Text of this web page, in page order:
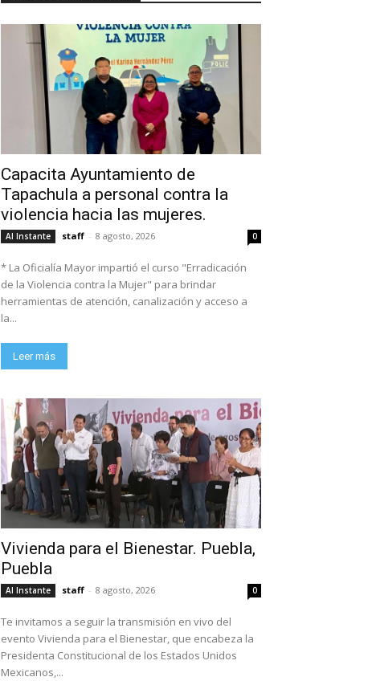
Capacita Ayuntamiento de
Tapachula a personal contra la
violencia hacia las mujeres.
Al Instante staff - 8 agosto, 2026 0
* La Oficialía Mayor impartió el curso "Erradicación
de la Violencia contra la Mujer" para brindar
herramientas de atención, canalización y acceso a
la...
Leer más
Vivienda para el Bienestar. Puebla,
Puebla
Al Instante staff - 8 agosto, 2026 0
Te invitamos a seguir la transmisión en vivo del
evento Vivienda para el Bienestar, que encabeza la
Presidenta Constitucional de los Estados Unidos
Mexicanos,...